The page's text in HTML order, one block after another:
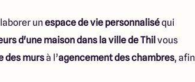
un espace de vie personnaliséqui
d'une maison dans la ville de Thil vous
des mursà l’agencement des chambres, afin